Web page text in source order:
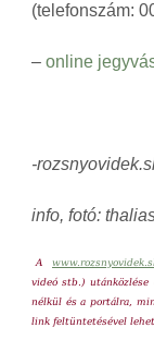
(telefonszám:
– online
-
info, fotó:
A
videó stb.) utánközlése
nélkül és a portálra,
link feltüntetésével